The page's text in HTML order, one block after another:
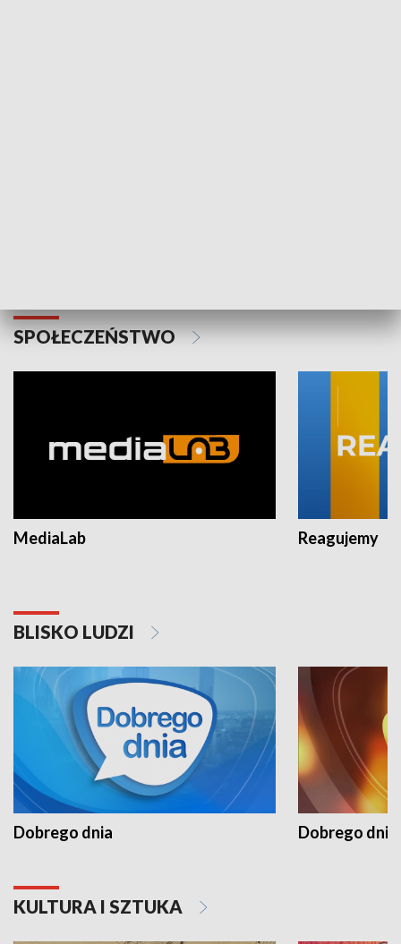
SPOŁECZEŃSTWO
MediaLab Reagujemy
BLISKO LUDZI
Dobrego dnia Dobrego dnia
KULTURA I SZTUKA